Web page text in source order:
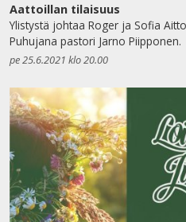
Aattoillan tilaisuus
Ylistystä johtaa Roger ja Sofia
Puhujana pastori Jarno Piipponen.
pe 25.6.2021 klo 20.00